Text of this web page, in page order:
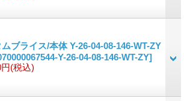
ムブライス/本体 Y-26-04-08-146-WT-ZY
Y-26-04-08-146-WT-ZY]
(税込)